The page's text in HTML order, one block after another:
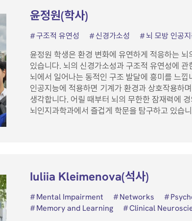
윤정원(학사)
구조적 유연성 신경가소성 뇌 모방 인공
윤정원 학생은 환경 변화에 유연하게 적응하는
있습니다. 뇌의 신경가소성과 구조적 유연성에
뇌에서 일어나는 동적인 구조 발달에 흥미를 느
인공지능에 적용하면 기계가 환경과 상호작용하
생각합니다. 어릴 때부터 뇌의 무한한 잠재력에
뇌인지과학과에서 즐겁게 학문을 탐구하고 있습
Iuliia Kleimenova(석사)
Mental Impairment Networks
Memory and Learning
Clinical